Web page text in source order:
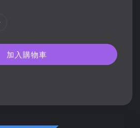
加入購物車